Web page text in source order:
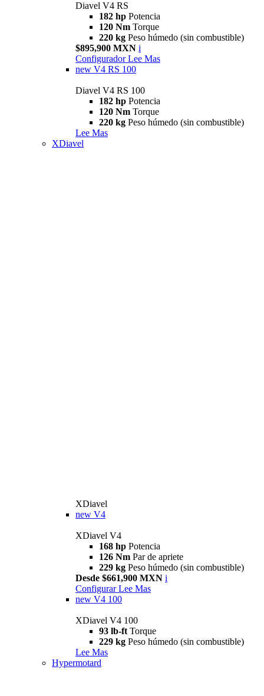
Diavel V4 RS
182 hp Potencia
120 Nm Torque
220 kg Peso húmedo (sin combustible)
$895,900 MXN i
Configurador Lee Mas
new V4 RS 100
Diavel V4 RS 100
182 hp Potencia
120 Nm Torque
220 kg Peso húmedo (sin combustible)
Lee Mas
XDiavel
XDiavel
new V4
XDiavel V4
168 hp Potencia
126 Nm Par de apriete
229 kg Peso húmedo (sin combustible)
Desde $661,900 MXN i
Configurar Lee Mas
new V4 100
XDiavel V4 100
93 lb-ft Torque
229 kg Peso húmedo (sin combustible)
Lee Mas
Hypermotard